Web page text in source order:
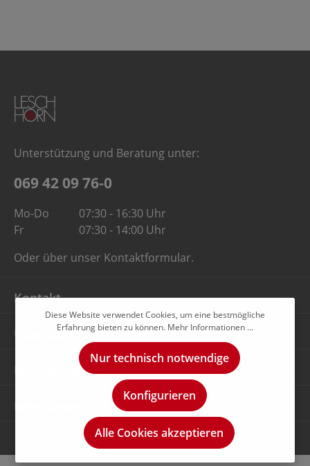
Unterstützung und Beratung unter:
069 42 09 76-0
Mo-Do
07:30 - 16:30 Uhr
Fr
07:30 - 14:00 Uhr
Oder über unser Kontaktformular.
Kontakt
Unternehmen
Rechtliches
Diese Website verwendet Cookies, um eine bestmögliche
Erfahrung bieten zu können. Mehr Informationen ...
Nur technisch notwendige
Konfigurieren
Alle Cookies akzeptieren